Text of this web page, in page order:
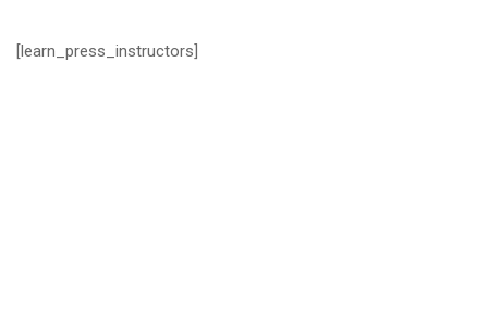
[learn_press_instructors]